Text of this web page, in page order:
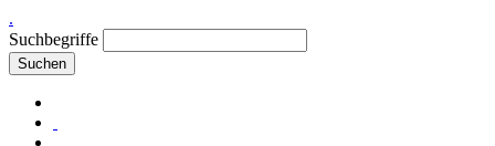
.
Suchbegriffe
Suchen